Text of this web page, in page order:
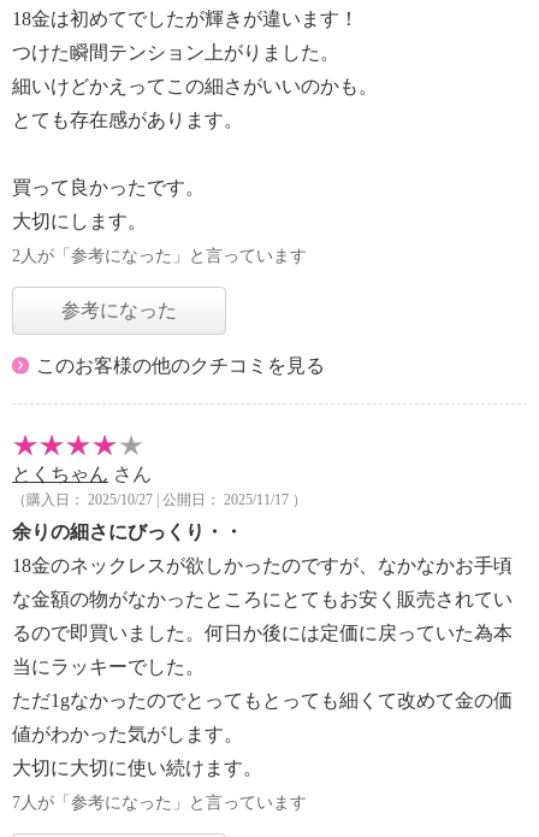
18金は初めてでしたが輝きが違います！
つけた瞬間テンション上がりました。
細いけどかえってこの細さがいいのかも。
とても存在感があります。
買って良かったです。
大切にします。
2人が「参考になった」と言っています
参考になった
このお客様の他のクチコミを見る
とくちゃん さん
（購入日： 2025/10/27 | 公開日： 2025/11/17 ）
余りの細さにびっくり・・
18金のネックレスが欲しかったのですが、なかなかお手頃
な金額の物がなかったところにとてもお安く販売されてい
るので即買いました。何日か後には定価に戻っていた為本
当にラッキーでした。
ただ1gなかったのでとってもとっても細くて改めて金の価
値がわかった気がします。
大切に大切に使い続けます。
7人が「参考になった」と言っています